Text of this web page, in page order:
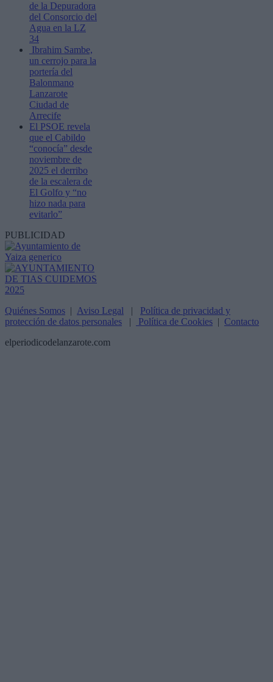
de la Depuradora
del Consorcio del
Agua en la LZ
34
Ibrahim Sambe,
un cerrojo para la
portería del
Balonmano
Lanzarote
Ciudad de
Arrecife
El PSOE revela
que el Cabildo
“conocía” desde
noviembre de
2025 el derribo
de la escalera de
El Golfo y “no
hizo nada para
evitarlo”
PUBLICIDAD
Quiénes Somos | Aviso Legal | Política de privacidad y
protección de datos personales | Política de Cookies | Contacto
elperiodicodelanzarote.com